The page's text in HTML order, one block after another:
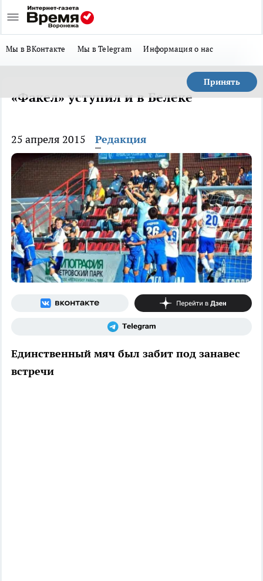
Мы в ВКонтакте Мы в Telegram Информация о нас
Принять
«Факел» уступил и в Белеке
25 апреля 2015 Редакция
Единственный мяч был забит под занавес
встречи